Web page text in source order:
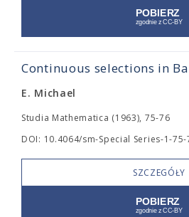
Continuous selections in
E. Michael
Studia Mathematica (1963), 75-76
DOI: 10.4064/sm-Special Series-1-75-
SZCZEGÓŁY